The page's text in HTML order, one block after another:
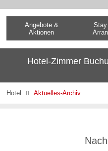
Angebote &
Aktionen
Hotel-Zimmer
Hotel  Aktuelles-Archiv